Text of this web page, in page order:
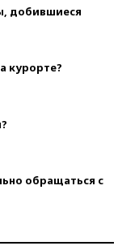
добившиеся
курорте?
обращаться с